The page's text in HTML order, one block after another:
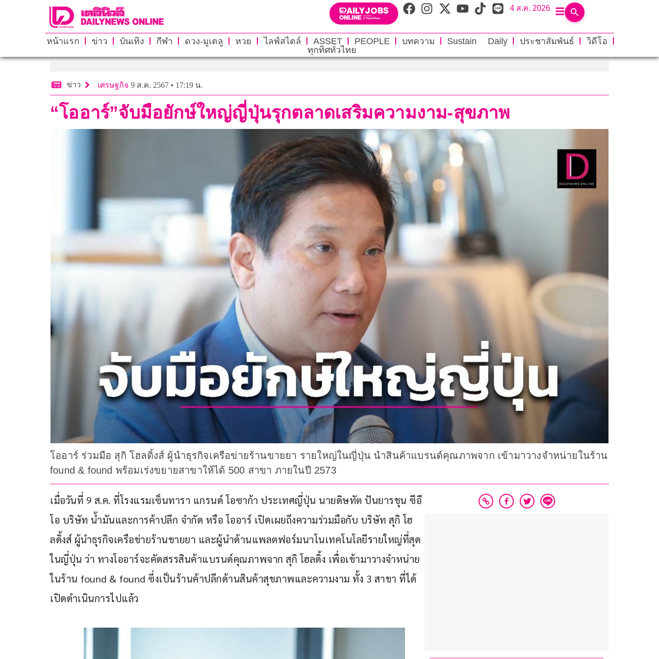
4 ส.ค. 2026
หน้าแรก ข่าว บันเทิง กีฬา ดวง-มูเตลู หวย ไลฟ์สไตล์ ASSET PEOPLE บทความ Sustain Daily ประชาสัมพันธ์
วิดีโอ
ทุกทิศทั่วไทย
ข่าว เศรษฐกิจ 9 ส.ค. 2567 • 17:19 น.
“โออาร์”จับมือยักษ์ใหญ่ญี่ปุ่นรุกตลาดเสริมความงาม-สุขภาพ
โออาร์ ร่วมมือ สุกิ โฮลดิ้งส์ ผู้นำธุรกิจเครือข่ายร้านขายยา รายใหญ่ในญี่ปุ่น นำสินค้าแบรนด์คุณภาพจาก เข้ามาวางจำหน่ายในร้าน
found & found พร้อมเร่งขยายสาขาให้ได้ 500 สาขา ภายในปี 2573
เมื่อวันที่ 9 ส.ค. ที่โรงแรมเซ็นทารา แกรนด์ โอซาก้า ประเทศญี่ปุ่น นายดิษทัต ปันยารชุน ซีอี
โอ บริษัท น้ำมันและการค้าปลีก จำกัด หรือ โออาร์ เปิดเผยถึงความร่วมมือกับ บริษัท สุกิ โฮ
ลดิ้งส์ ผู้นำธุรกิจเครือข่ายร้านขายยา และผู้นำด้านแพลตฟอร์มนาโนเทคโนโลยีรายใหญ่ที่สุด
ในญี่ปุ่น ว่า ทางโออาร์จะคัดสรรสินค้าแบรนด์คุณภาพจาก สุกิ โฮลดิ้ง เพื่อเข้ามาวางจำหน่าย
ในร้าน found & found ซึ่งเป็นร้านค้าปลีกด้านสินค้าสุขภาพและความงาม ทั้ง 3 สาขา ที่ได้
เปิดดำเนินการไปแล้ว